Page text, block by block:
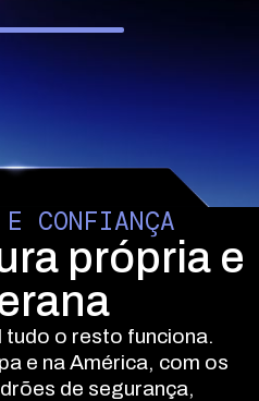
E CONFIANÇA
própria e
tudo o resto funciona.
e na América, com os
de segurança,